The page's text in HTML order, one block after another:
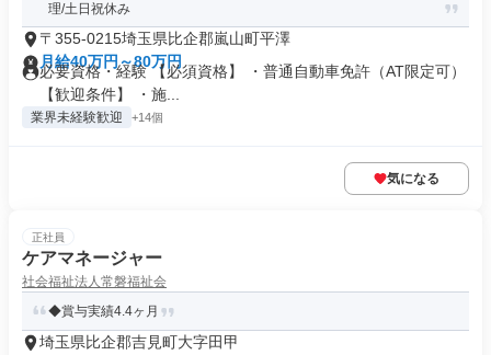
理/土日祝休み
〒355-0215埼玉県比企郡嵐山町平澤
月給40万円～80万円
必要資格・経験 【必須資格】 ・普通自動車免許（AT限定可）
【歓迎条件】 ・施...
業界未経験歓迎 +14個
気になる
正社員
ケアマネージャー
社会福祉法人常磐福祉会
◆賞与実績4.4ヶ月
埼玉県比企郡吉見町大字田甲